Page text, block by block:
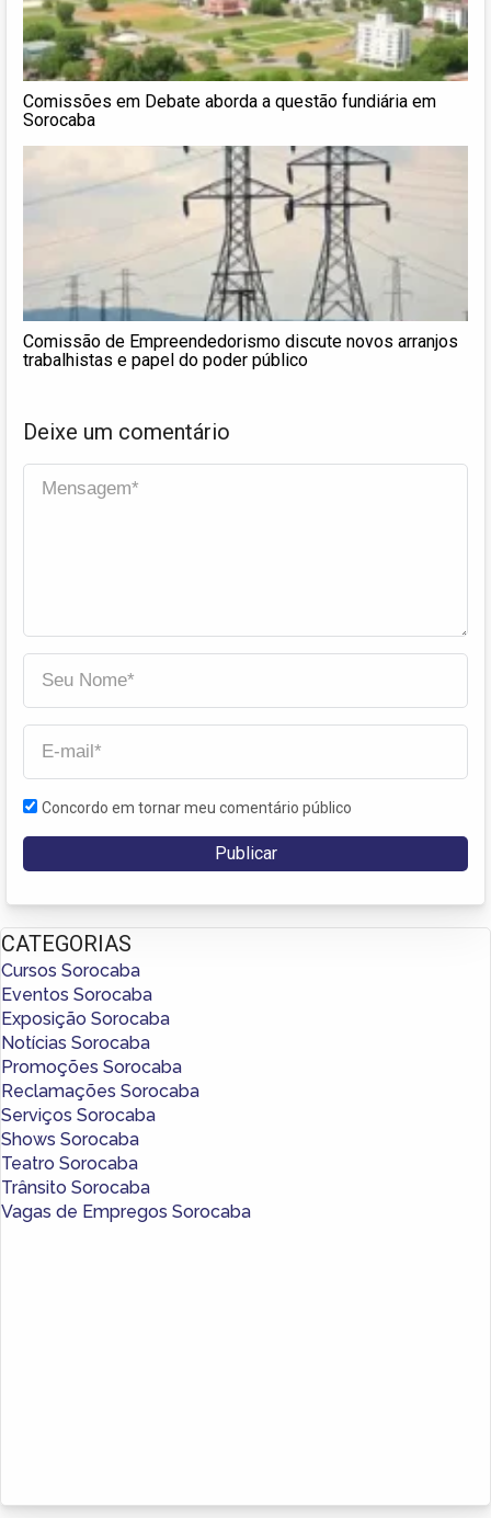
Comissões em Debate aborda a questão fundiária em
Sorocaba
Comissão de Empreendedorismo discute novos arranjos
trabalhistas e papel do poder público
Deixe um comentário
Concordo em tornar meu comentário público
CATEGORIAS
Cursos Sorocaba
Eventos Sorocaba
Exposição Sorocaba
Notícias Sorocaba
Promoções Sorocaba
Reclamações Sorocaba
Serviços Sorocaba
Shows Sorocaba
Teatro Sorocaba
Trânsito Sorocaba
Vagas de Empregos Sorocaba